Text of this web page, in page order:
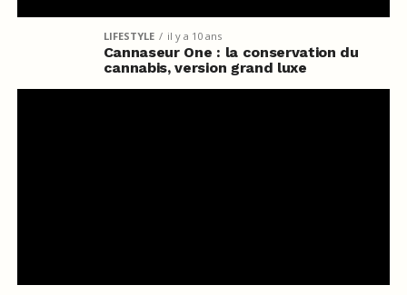
LIFESTYLE il y a 10 ans
Cannaseur One : la conservation du
cannabis, version grand luxe